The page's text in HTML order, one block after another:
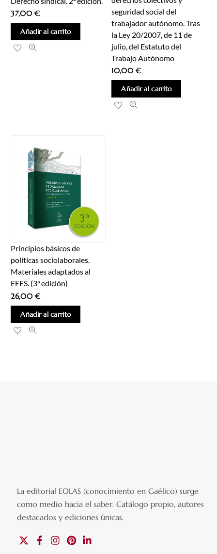
37,00€
Añadir al carrito
seguridad social del
trabajador autónomo. Tras
la Ley 20/2007, de 11 de
julio, del Estatuto del
Trabajo Autónomo
10,00€
Añadir al carrito
Principios básicos de
políticas sociolaborales.
Materiales adaptados al
EEES. (3ª edición)
26,00€
Añadir al carrito
La editorial EOLAS (conocimiento en Gaélico) surge
como medio hacia el saber.Catálogo propio, autores
destacados y ediciones únicas.
FacebookInstagramPinterest